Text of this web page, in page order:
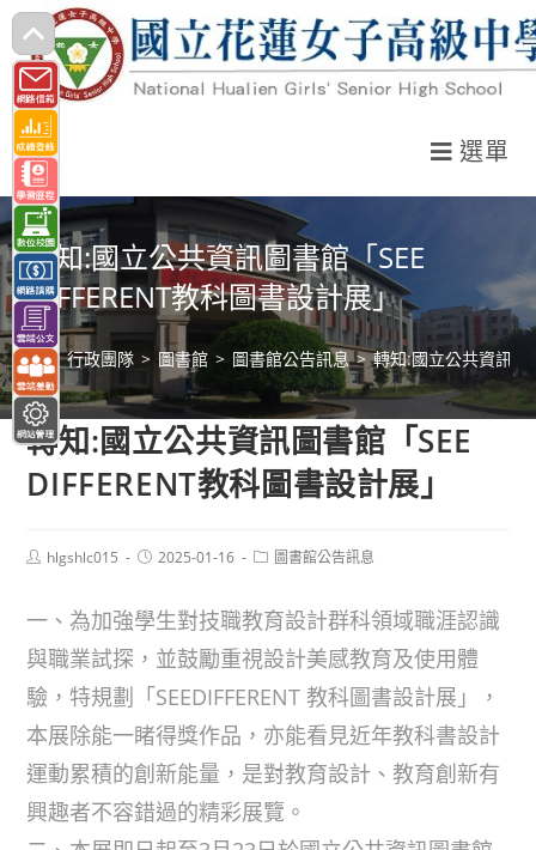
跳
轉
至
主
要
內
容
選單
轉知:國立公共資訊圖書館「SEE
DIFFERENT教科圖書設計展」
> 行政團隊 > 圖書館 > 圖書館公告訊息 > 轉知:國立公共資訊圖
轉知:國立公共資訊圖書館「SEE
DIFFERENT教科圖書設計展」
Posthlgshlc015
Post2025-01-16
Post圖書館公告訊息
一、為加強學生對技職教育設計群科領域職涯認識
與職業試探，並鼓勵重視設計美感教育及使用體
驗，特規劃「SEEDIFFERENT 教科圖書設計展」，
本展除能一睹得獎作品，亦能看見近年教科書設計
運動累積的創新能量，是對教育設計、教育創新有
興趣者不容錯過的精彩展覽。